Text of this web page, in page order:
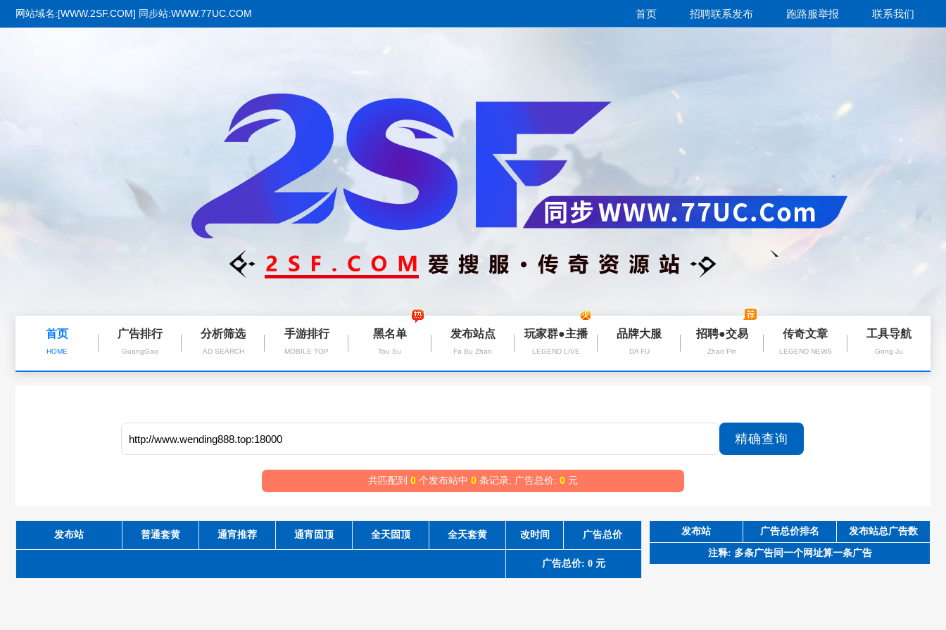
网站域名:[WWW.2SF.COM] 同步站:WWW.77UC.COM 首页 招聘联系发布 跑路服举报 联系我们
首页
HOME
广告排行
GuangGao
分析筛选
AD SEARCH
手游排行
MOBILE TOP
黑名单
Tou Su
发布站点
Fa Bu Zhan
玩家群●主播
LEGEND LIVE
品牌大服
DA FU
招聘●交易
Zhao Pin
传奇文章
LEGEND NEWS
工具导航
Gong Ju
共匹配到 0 个发布站中 0 条记录, 广告总价: 0 元
发布站 普通套黄 通宵推荐 通宵固顶 全天固顶 全天套黄 改时间 广告总价
广告总价: 0 元
发布站 广告总价排名 发布站总广告数
注释: 多条广告同一个网址算一条广告